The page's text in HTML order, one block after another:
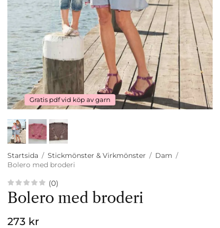
Gratis pdf vid köp av garn
Startsida / Stickmönster & Virkmönster / Dam /
Bolero med broderi
(0)
Bolero med broderi
273 kr